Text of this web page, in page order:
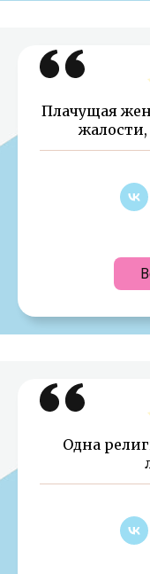
Плачущая
Одна